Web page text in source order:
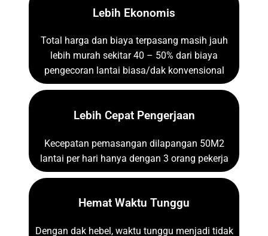
Lebih Ekonomis
Total harga dan biaya terpasang masih jauh
lebih murah sekitar 40 – 50% dari biaya
pengecoran lantai biasa/dak konvensional
Lebih Cepat Pengerjaan
Kecepatan pemasangan dilapangan 50M2
lantai per hari hanya dengan 3 orang pekerja
Hemat Waktu Tunggu
Dengan dak hebel, waktu tunggu menjadi tidak